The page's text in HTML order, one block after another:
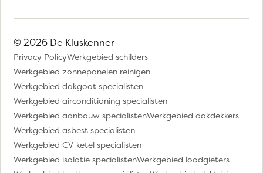
© 2026 De Kluskenner
Privacy PolicyWerkgebied schilders
Werkgebied zonnepanelen reinigen
Werkgebied dakgoot specialisten
Werkgebied airconditioning specialisten
Werkgebied aanbouw specialistenWerkgebied dakdekkers
Werkgebied asbest specialisten
Werkgebied CV-ketel specialisten
Werkgebied isolatie specialistenWerkgebied loodgieters